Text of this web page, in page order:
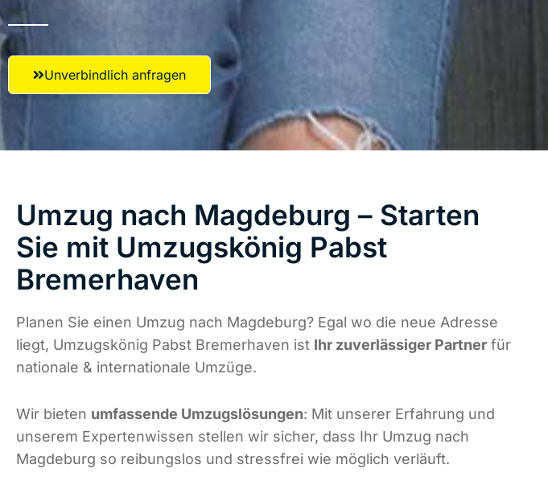
Unverbindlich anfragen
Umzug nach Magdeburg – Starten
Sie mit Umzugskönig Pabst
Bremerhaven
Planen Sie einen Umzug nach Magdeburg? Egal wo die neue Adresse
liegt, Umzugskönig Pabst Bremerhaven ist Ihr zuverlässiger Partner für
nationale & internationale Umzüge.
Wir bieten umfassende Umzugslösungen: Mit unserer Erfahrung und
unserem Expertenwissen stellen wir sicher, dass Ihr Umzug nach
Magdeburg so reibungslos und stressfrei wie möglich verläuft.